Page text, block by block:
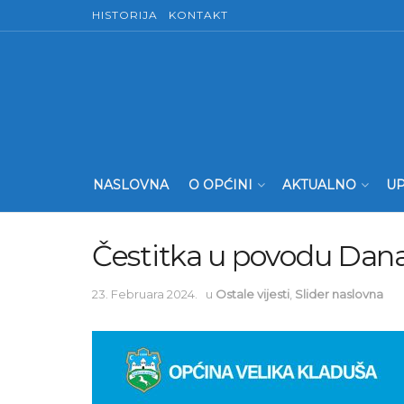
HISTORIJA KONTAKT
NASLOVNA O OPĆINI AKTUALNO
Čestitka u povodu
23. Februara 2024. u Ostale vijesti Slider naslovna